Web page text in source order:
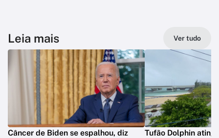
Leia mais Ver tudo
Câncer de Biden se espalhou, diz
Tufão Dolphin